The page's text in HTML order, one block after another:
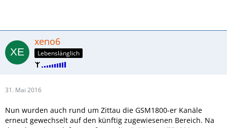
xeno6
Lebenslänglich
31. Mai 2016
Nun wurden auch rund um Zittau die GSM1800-er Kanäle
erneut gewechselt auf den künftig zugewiesenen Bereich. Na